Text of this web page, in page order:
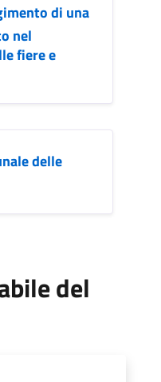
di una
nel
fiere e
delle
del